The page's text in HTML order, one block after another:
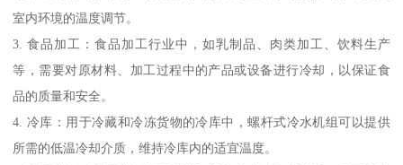
室内环境的温度调节。
3. 食品加工：食品加工行业中，如乳制品、肉类加工、饮料生产
等，需要对原材料、加工过程中的产品或设备进行冷却，以保证食
品的质量和安全。
4. 冷库：用于冷藏和冷冻货物的冷库中，螺杆式冷水机组可以提供
所需的低温冷却介质，维持冷库内的适宜温度。